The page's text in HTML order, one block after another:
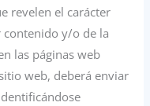
revelen el carácter
y/o de la
las páginas web
web, deberá enviar